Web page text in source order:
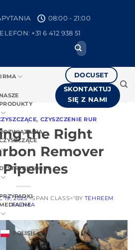
08:00 - 21:00
+31 6 412 938 51
Search
for:
NASZE
PRODUKTY
ROZWIĄZANIA
DYSTRYBUTORZY
MEDIALNE
POLISH
DOCUSET
SKONTAKTUJ
SIĘ Z NAMI
, CZYSZCZENIE RUR
the Right
Remover
19, 2025<SPAN CLASS="BY TEHREEM
FATIMA